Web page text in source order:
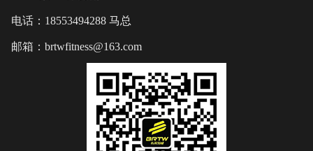
电话：18553494288 马总
邮箱：brtwfitness@163.com